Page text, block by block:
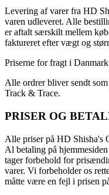
Levering af varer fra HD
varen udleveret. Alle
er aftalt særskilt mellem
faktureret efter vægt og
Priserne for fragt i
Alle ordrer bliver sendt
Track & Trace.
PRISER OG
Alle priser på HD Shisha's
Al betaling på
tager forbehold for
varer. Vi forbeholder os
måtte være en fejl i prisen